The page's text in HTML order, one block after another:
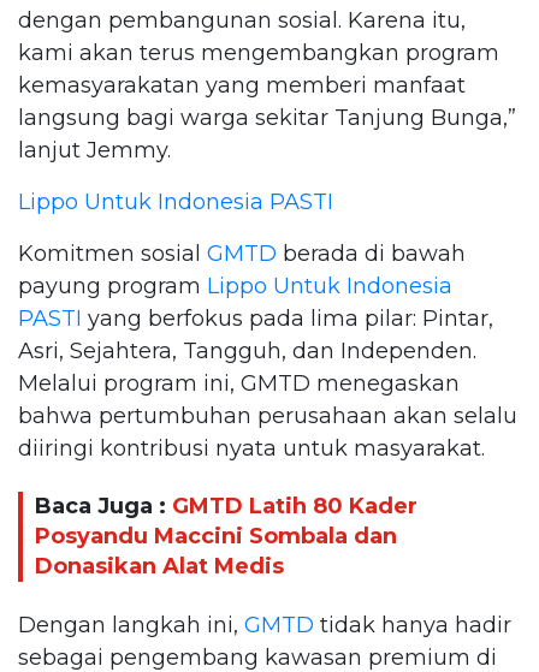
dengan pembangunan sosial. Karena itu,
kami akan terus mengembangkan program
kemasyarakatan yang memberi manfaat
langsung bagi warga sekitar Tanjung Bunga,”
lanjut Jemmy.
Lippo Untuk Indonesia PASTI
Komitmen sosial GMTD berada di bawah
payung program Lippo Untuk Indonesia
PASTI yang berfokus pada lima pilar: Pintar,
Asri, Sejahtera, Tangguh, dan Independen.
Melalui program ini, GMTD menegaskan
bahwa pertumbuhan perusahaan akan selalu
diiringi kontribusi nyata untuk masyarakat.
Baca Juga : GMTD Latih 80 Kader
Posyandu Maccini Sombala dan
Donasikan Alat Medis
Dengan langkah ini, GMTD tidak hanya hadir
sebagai pengembang kawasan premium di